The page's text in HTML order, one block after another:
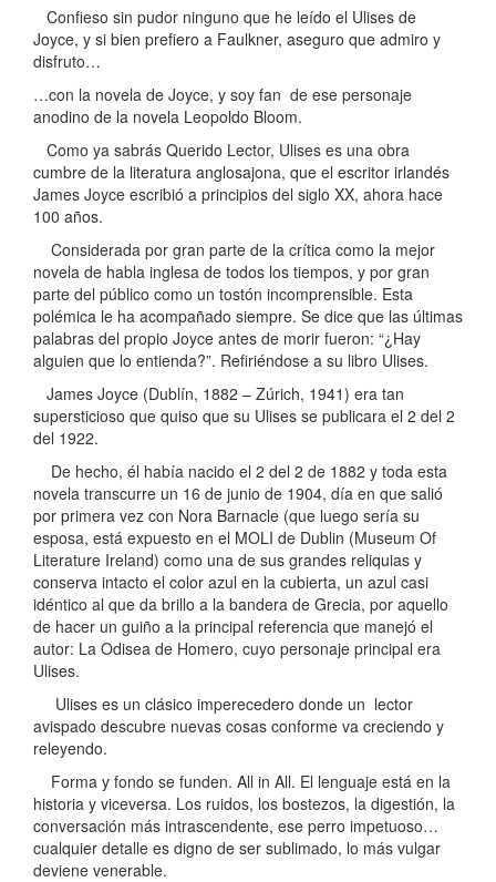
Confieso sin pudor ninguno que he leído el Ulises de
Joyce, y si bien prefiero a Faulkner, aseguro que admiro y
disfruto…
…con la novela de Joyce, y soy fan de ese personaje
anodino de la novela Leopoldo Bloom.
Como ya sabrás Querido Lector, Ulises es una obra
cumbre de la literatura anglosajona, que el escritor irlandés
James Joyce escribió a principios del siglo XX, ahora hace
100 años.
Considerada por gran parte de la crítica como la mejor
novela de habla inglesa de todos los tiempos, y por gran
parte del público como un tostón incomprensible. Esta
polémica le ha acompañado siempre. Se dice que las últimas
palabras del propio Joyce antes de morir fueron: “¿Hay
alguien que lo entienda?”. Refiriéndose a su libro Ulises.
James Joyce (Dublín, 1882 – Zúrich, 1941) era tan
supersticioso que quiso que su Ulises se publicara el 2 del 2
del 1922.
De hecho, él había nacido el 2 del 2 de 1882 y toda esta
novela transcurre un 16 de junio de 1904, día en que salió
por primera vez con Nora Barnacle (que luego sería su
esposa, está expuesto en el MOLI de Dublin (Museum Of
Literature Ireland) como una de sus grandes reliquias y
conserva intacto el color azul en la cubierta, un azul casi
idéntico al que da brillo a la bandera de Grecia, por aquello
de hacer un guiño a la principal referencia que manejó el
autor: La Odisea de Homero, cuyo personaje principal era
Ulises.
Ulises es un clásico imperecedero donde un lector
avispado descubre nuevas cosas conforme va creciendo y
releyendo.
Forma y fondo se funden. All in All. El lenguaje está en la
historia y viceversa. Los ruidos, los bostezos, la digestión, la
conversación más intrascendente, ese perro impetuoso…
cualquier detalle es digno de ser sublimado, lo más vulgar
deviene venerable.